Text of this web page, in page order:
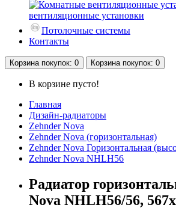
вентиляционные установки
Потолочные системы
Контакты
Корзинапокупок: 0 Корзинапокупок: 0
В корзине пусто!
Главная
Дизайн-радиаторы
Zehnder Nova
Zehnder Nova (горизонтальная)
Zehnder Nova Горизонтальная
Zehnder Nova NHLH56
Радиатор
Nova NHLH56/56,